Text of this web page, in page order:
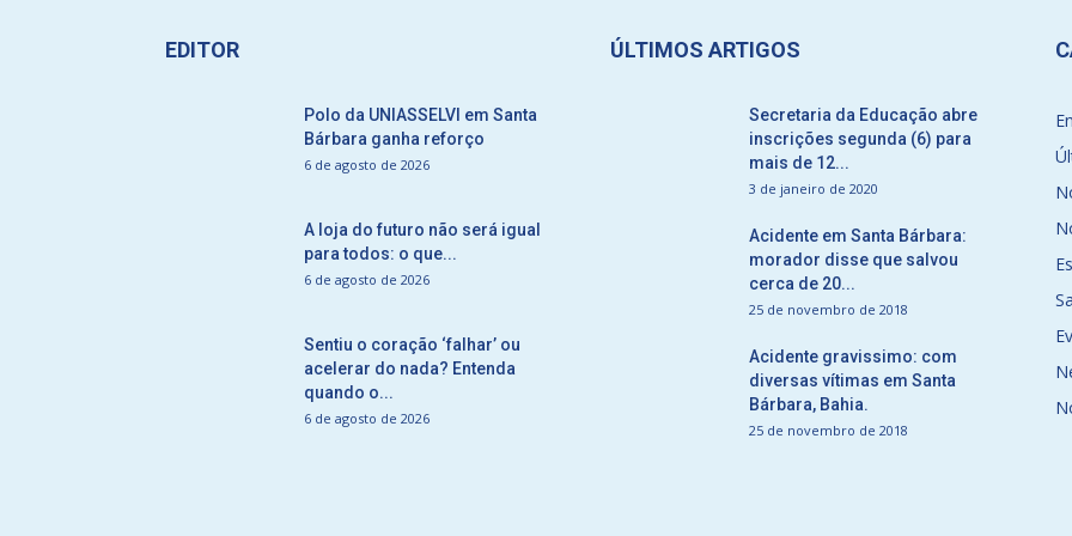
EDITOR
Polo da UNIASSELVI em Santa
Bárbara ganha reforço
6 de agosto de 2026
A loja do futuro não será igual
para todos: o que...
6 de agosto de 2026
Sentiu o coração ‘falhar’ ou
acelerar do nada? Entenda
quando o...
6 de agosto de 2026
ÚLTIMOS ARTIGOS
Secretaria da Educação abre
inscrições segunda (6) para
mais de 12...
3 de janeiro de 2020
Acidente em Santa Bárbara:
morador disse que salvou
cerca de 20...
25 de novembro de 2018
Acidente gravissimo: com
diversas vítimas em Santa
Bárbara, Bahia.
25 de novembro de 2018